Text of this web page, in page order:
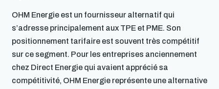
OHM Energie est un fournisseur alternatif qui
s’adresse principalement aux TPE et PME. Son
positionnement tarifaire est souvent très compétitif
sur ce segment. Pour les entreprises anciennement
chez Direct Energie qui avaient apprécié sa
compétitivité, OHM Energie représente une alternative